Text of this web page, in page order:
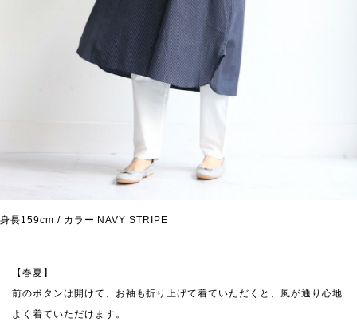
身長159cm / カラー NAVY STRIPE
【春夏】
前のボタンは開けて、お袖も折り上げて着ていただくと、風が通り心地
よく着ていただけます。